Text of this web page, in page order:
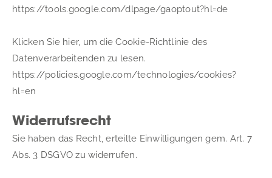
https://tools.google.com/dlpage/gaoptout?hl=de
Klicken Sie hier, um die Cookie-Richtlinie des
Datenverarbeitenden zu lesen.
https://policies.google.com/technologies/cookies?
hl=en
Widerrufsrecht
Sie haben das Recht, erteilte Einwilligungen gem. Art. 7
Abs. 3 DSGVO zu widerrufen.